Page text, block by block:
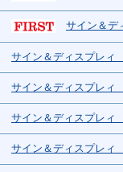
サイン＆
サイン＆ディスプレ
サイン＆ディスプレ
サイン＆ディスプレ
サイン＆ディスプレ